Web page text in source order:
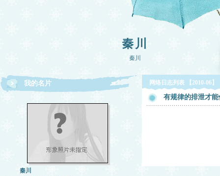
秦川
秦川
我的名片
秦川
网络日志列表 【2010-06】
有规律的排泄才